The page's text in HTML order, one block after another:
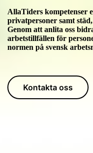
AllaTiders
privatpersoner samt
Genom att anlita oss
arbetstillfällen för
normen på svensk
Kontakta oss